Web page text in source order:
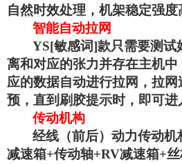
自然时效处理，机架稳定强度
智能自动拉网
YS[敏感词]款只需要测试
离和对应的张力并存在主机
应的数据自动进行拉网，拉
预，直到刷胶提示时，即可进
传动机构
经线（前后）动力传动机
减速箱+传动轴+RV减速箱+